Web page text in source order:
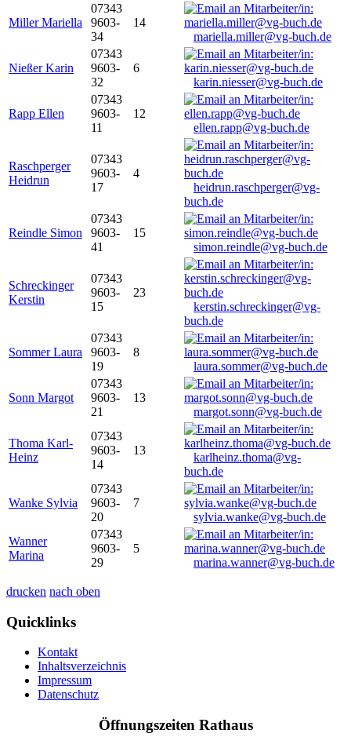
Miller Mariella
07343
9603-
34
14
mariella.miller@vg-buch.de
Nießer Karin
07343
9603-
32
6
karin.niesser@vg-buch.de
Rapp Ellen
07343
9603-
11
12
ellen.rapp@vg-buch.de
Raschperger
Heidrun
07343
9603-
17
4
heidrun.raschperger@vg-
buch.de
Reindle Simon
07343
9603-
41
15
simon.reindle@vg-buch.de
Schreckinger
Kerstin
07343
9603-
15
23
kerstin.schreckinger@vg-
buch.de
Sommer Laura
07343
9603-
19
8
laura.sommer@vg-buch.de
Sonn Margot
07343
9603-
21
13
margot.sonn@vg-buch.de
Thoma Karl-
Heinz
07343
9603-
14
13
karlheinz.thoma@vg-
buch.de
Wanke Sylvia
07343
9603-
20
7
sylvia.wanke@vg-buch.de
Wanner
Marina
07343
9603-
29
5
marina.wanner@vg-buch.de
drucken nach oben
Quicklinks
Kontakt
Inhaltsverzeichnis
Impressum
Datenschutz
Öffnungszeiten Rathaus